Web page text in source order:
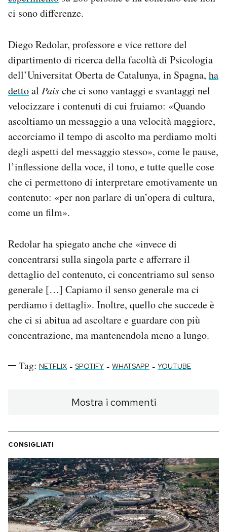
ci sono differenze.
Diego Redolar, professore e vice rettore del
dipartimento di ricerca della facoltà di Psicologia
dell’Universitat Oberta de Catalunya, in Spagna, ha
dettoal Paische ci sono vantaggi e svantaggi nel
velocizzare i contenuti di cui fruiamo: «Quando
ascoltiamo un messaggio a una velocità maggiore,
accorciamo il tempo di ascolto ma perdiamo molti
degli aspetti del messaggio stesso», come le pause,
l’inflessione della voce, il tono, e tutte quelle cose
che ci permettono di interpretare emotivamente un
contenuto: «per non parlare di un’opera di cultura,
come un film».
Redolar ha spiegato anche che «invece di
concentrarsi sulla singola parte e afferrare il
dettaglio del contenuto, ci concentriamo sul senso
generale […] Capiamo il senso generale ma ci
perdiamo i dettagli». Inoltre, quello che succede è
che ci si abitua ad ascoltare e guardare con più
concentrazione, ma mantenendola meno a lungo.
Tag: NETFLIX - SPOTIFY - WHATSAPP - YOUTUBE
Mostra i commenti
CONSIGLIATI